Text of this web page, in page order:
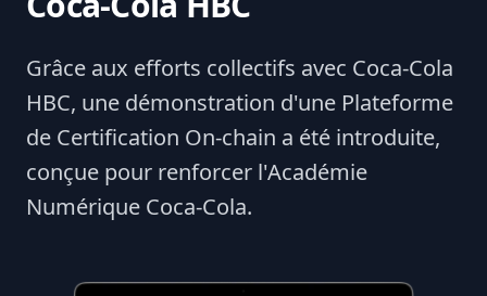
Grâce aux efforts collectifs avec Coca-Cola
HBC, une démonstration d'une Plateforme
de Certification On-chain a été introduite,
conçue pour renforcer l'Académie
Numérique Coca-Cola.